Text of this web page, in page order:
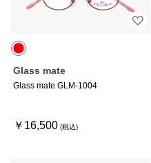
Glass mate
Glass mate GLM-1004
￥16,500